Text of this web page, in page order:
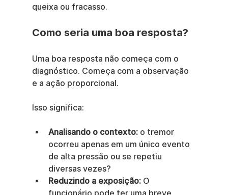
queixa ou fracasso.
Como seria uma boa resposta?
Uma boa resposta não começa com o
diagnóstico. Começa com a observação
e a ação proporcional.
Isso significa:
Analisando o contexto: o tremor
ocorreu apenas em um único evento
de alta pressão ou se repetiu
diversas vezes?
Reduzindo a exposição: O